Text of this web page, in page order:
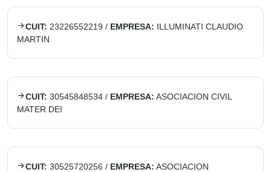
CUIT: 23226552219 / EMPRESA: ILLUMINATI CLAUDIO
MARTIN
CUIT: 30545848534 / EMPRESA: ASOCIACION CIVIL
MATER DEI
CUIT: 30525720256 / EMPRESA: ASOCIACION